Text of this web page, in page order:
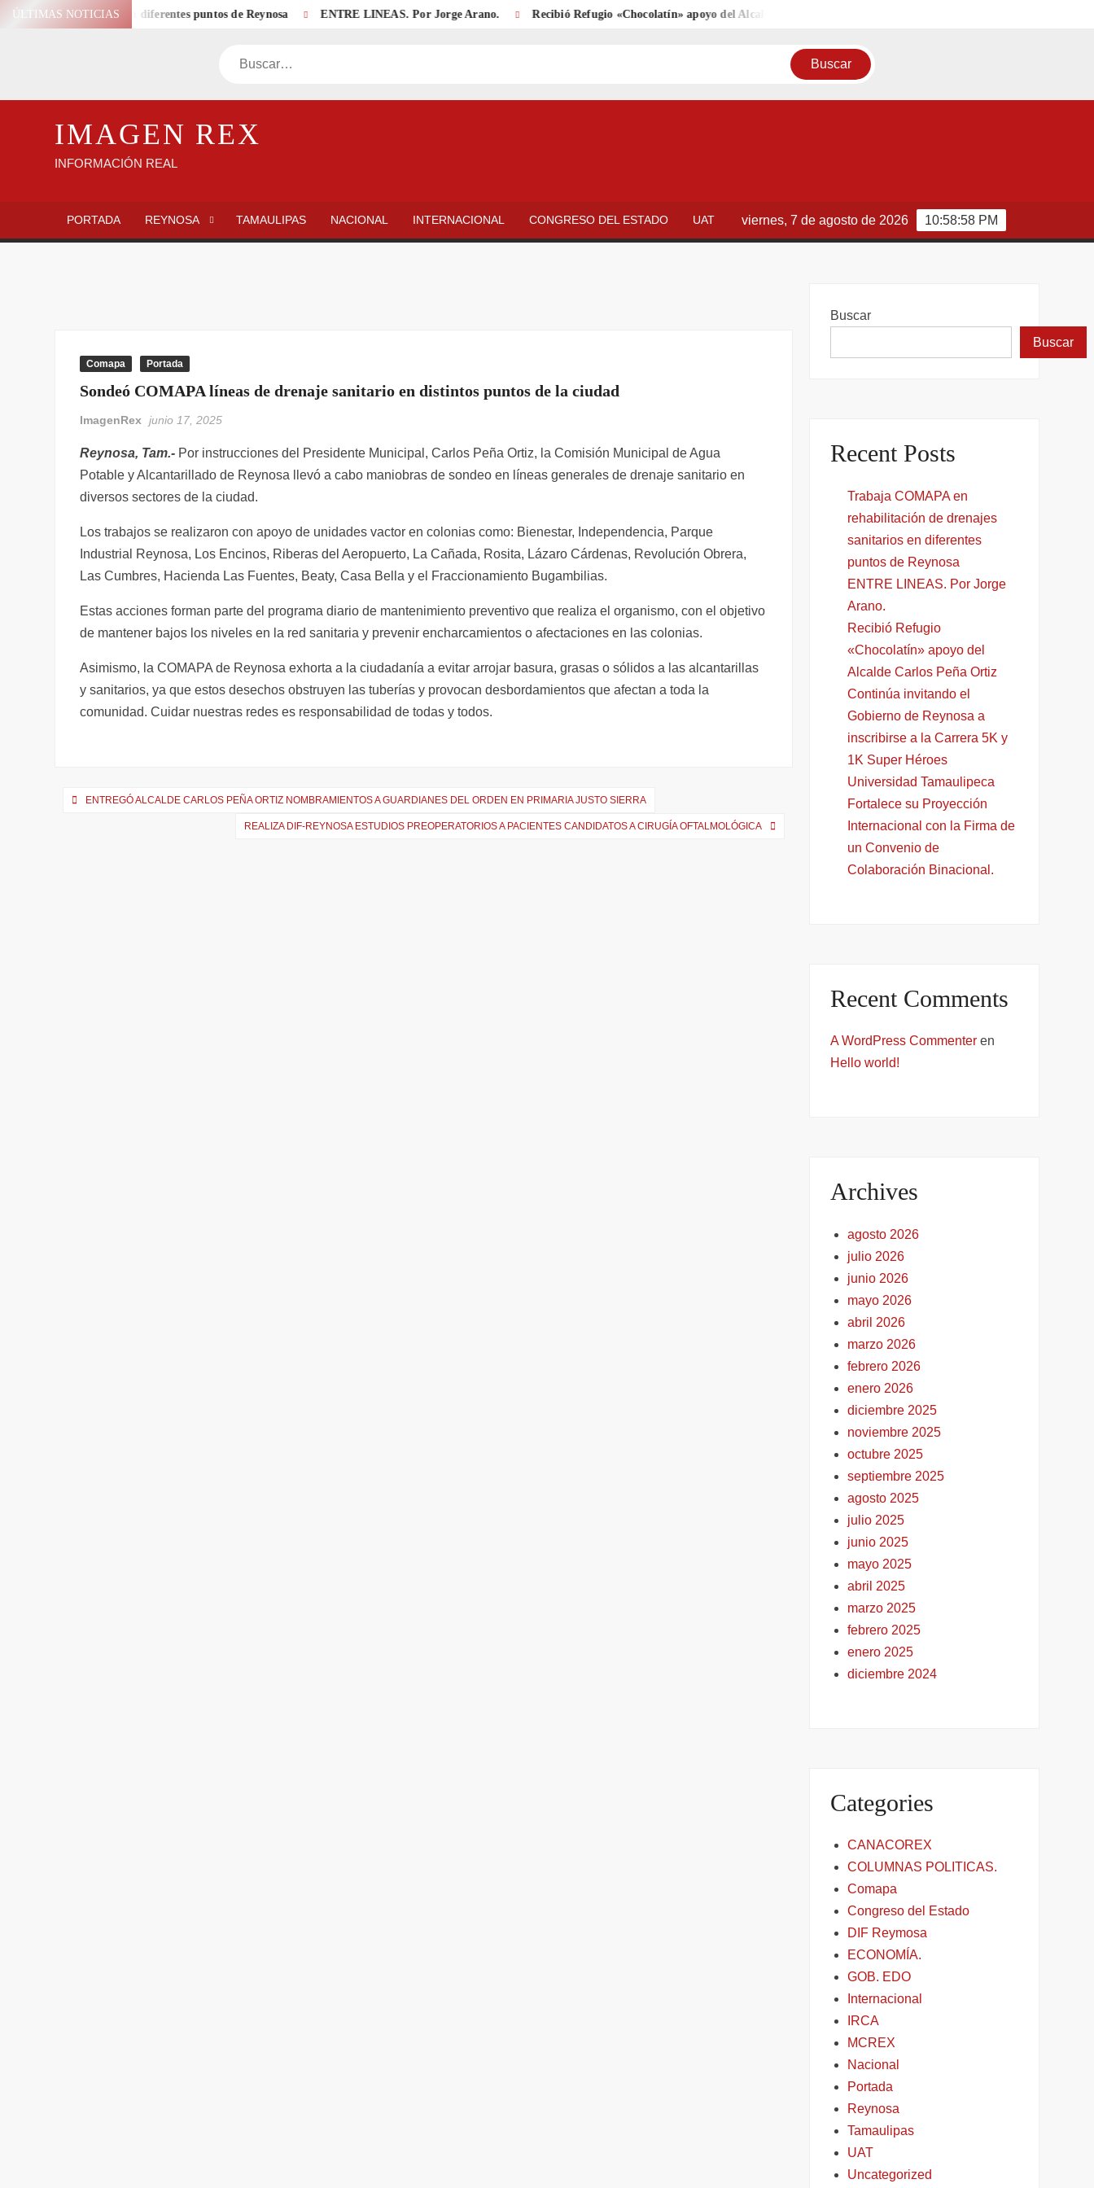
SaltarÚLTIMAS NOTICIAS
sanitarios en diferentes puntos de Reynosa ENTRE LINEAS. Por Jorge Arano. Recibió Refugio «Chocolatín» apoyo del Alcalde Carlos Peña Ortiz
Buscar
IMAGEN REX
INFORMACIÓN REAL
PORTADA REYNOSA TAMAULIPAS NACIONAL INTERNACIONAL CONGRESO DEL ESTADO UAT 10:58:59 PM
viernes, 7 de agosto de 2026
Comapa Portada
Sondeó COMAPA líneas de drenaje sanitario en distintos puntos de la ciudad
ImagenRex junio 17, 2025
Reynosa, Tam.- Por instrucciones del Presidente Municipal, Carlos Peña Ortiz, la Comisión Municipal de Agua
Potable y Alcantarillado de Reynosa llevó a cabo maniobras de sondeo en líneas generales de drenaje sanitario en
diversos sectores de la ciudad.
Los trabajos se realizaron con apoyo de unidades vactor en colonias como: Bienestar, Independencia, Parque
Industrial Reynosa, Los Encinos, Riberas del Aeropuerto, La Cañada, Rosita, Lázaro Cárdenas, Revolución Obrera,
Las Cumbres, Hacienda Las Fuentes, Beaty, Casa Bella y el Fraccionamiento Bugambilias.
Estas acciones forman parte del programa diario de mantenimiento preventivo que realiza el organismo, con el objetivo
de mantener bajos los niveles en la red sanitaria y prevenir encharcamientos o afectaciones en las colonias.
Asimismo, la COMAPA de Reynosa exhorta a la ciudadanía a evitar arrojar basura, grasas o sólidos a las alcantarillas
y sanitarios, ya que estos desechos obstruyen las tuberías y provocan desbordamientos que afectan a toda la
comunidad. Cuidar nuestras redes es responsabilidad de todas y todos.
Navegación
ENTREGÓ ALCALDE CARLOS PEÑA ORTIZ NOMBRAMIENTOS A GUARDIANES DEL ORDEN EN PRIMARIA JUSTO SIERRA
REALIZA DIF-REYNOSA ESTUDIOS PREOPERATORIOS A PACIENTES CANDIDATOS A CIRUGÍA OFTALMOLÓGICA
Buscar
Buscar
Recent Posts
Trabaja COMAPA en
rehabilitación de drenajes
sanitarios en diferentes
puntos de Reynosa
ENTRE LINEAS. Por Jorge
Arano.
Recibió Refugio
«Chocolatín» apoyo del
Alcalde Carlos Peña Ortiz
Continúa invitando el
Gobierno de Reynosa a
inscribirse a la Carrera 5K y
1K Super Héroes
Universidad Tamaulipeca
Fortalece su Proyección
Internacional con la Firma de
un Convenio de
Colaboración Binacional.
Recent Comments
A WordPress Commenter en
Hello world!
Archives
agosto 2026
julio 2026
junio 2026
mayo 2026
abril 2026
marzo 2026
febrero 2026
enero 2026
diciembre 2025
noviembre 2025
octubre 2025
septiembre 2025
agosto 2025
julio 2025
junio 2025
mayo 2025
abril 2025
marzo 2025
febrero 2025
enero 2025
diciembre 2024
Categories
CANACOREX
COLUMNAS POLITICAS.
Comapa
Congreso del Estado
DIF Reymosa
ECONOMÍA.
GOB. EDO
Internacional
IRCA
MCREX
Nacional
Portada
Reynosa
Tamaulipas
UAT
Uncategorized